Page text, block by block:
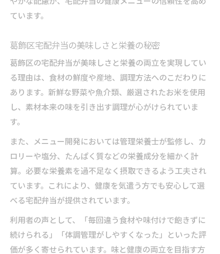
ています。
葛飾区宅配弁当の美味しさと栄養の秘密
葛飾区の宅配弁当が美味しさと栄養の両立を実現してい
る理由は、食材の鮮度や産地、調理方法へのこだわりに
あります。新鮮な野菜や魚介類、厳選されたお米を使用
し、素材本来の味を引き出す調理が心がけられていま
す。
また、メニュー開発においては管理栄養士が監修し、カ
ロリーや塩分、たんぱく質などの栄養成分を細かく計
算。必要な栄養素を過不足なく摂取できるよう工夫され
ています。これにより、健康を気遣う方でも安心して選
べる宅配弁当が提供されています。
利用者の声として、「毎回違う食材や味付けで飽きずに
続けられる」「体調管理がしやすくなった」といった評
価が多く寄せられています。味と健康の両立を目指す方